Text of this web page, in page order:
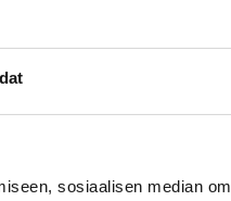
sosiaalisen median